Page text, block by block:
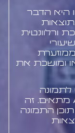
היא הדבר
ורלוונטית
ומושכת את
לתמונה
הממוזערת ולהוסיף תיאור alt מתאים. זה
התמונה